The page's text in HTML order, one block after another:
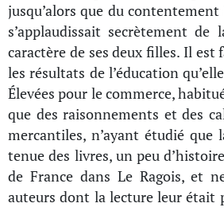
jusqu’alors que du
s’applaudissait secrètement de
caractère de ses deux filles. Il est
les résultats de l’éducation
Élevées pour le commerce,
que des raisonnements et des
mercantiles, n’ayant étudié que
tenue des livres, un peu
de France dans Le Ragois, et
auteurs dont la lecture leur était